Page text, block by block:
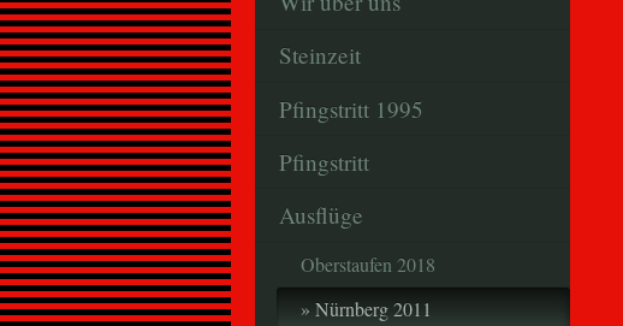
Steinzeit
Pfingstritt 1995
Pfingstritt
Ausflüge
Oberstaufen 2018
Nürnberg 2011